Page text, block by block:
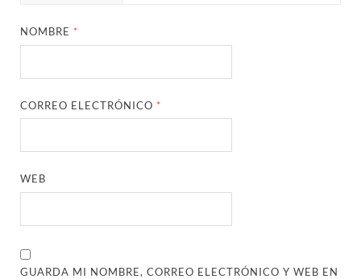
NOMBRE *
CORREO ELECTRÓNICO *
WEB
GUARDA MI NOMBRE, CORREO ELECTRÓNICO Y WEB EN